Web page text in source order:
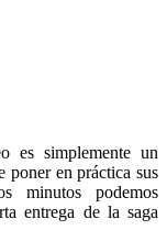
es simplemente un
poner en práctica sus
minutos podemos
entrega de la saga